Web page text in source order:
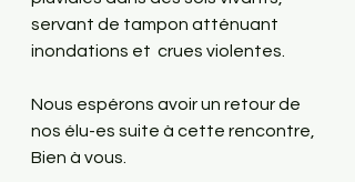
servant de tampon atténuant
inondations et  crues violentes.
Nous espérons avoir un retour de
nos élu-es suite à cette rencontre,
Bien à vous.